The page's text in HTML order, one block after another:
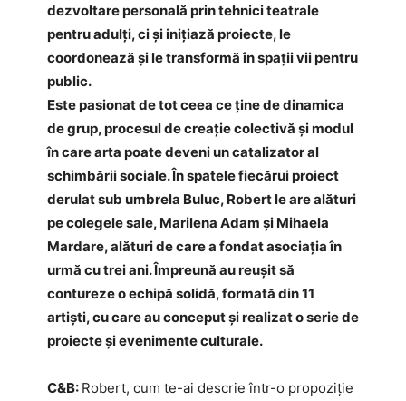
dezvoltare personală prin tehnici teatrale
pentru adulți, ci și inițiază proiecte, le
coordonează și le transformă în spații vii pentru
public.
Este pasionat de tot ceea ce ține de dinamica
de grup, procesul de creație colectivă și modul
în care arta poate deveni un catalizator al
schimbării sociale. În spatele fiecărui proiect
derulat sub umbrela Buluc, Robert le are alături
pe colegele sale, Marilena Adam și Mihaela
Mardare, alături de care a fondat asociația în
urmă cu trei ani. Împreună au reușit să
contureze o echipă solidă, formată din 11
artiști, cu care au conceput și realizat o serie de
proiecte și evenimente culturale.
C&B: Robert, cum te-ai descrie într-o propoziție